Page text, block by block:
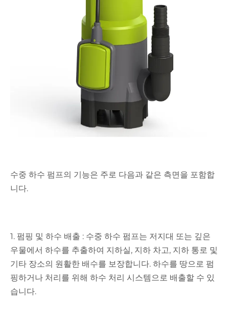
수중 하수 펌프의 기능은 주로 다음과 같은 측면을 포함합
니다.
1. 펌핑 및 하수 배출 : 수중 하수 펌프는 저지대 또는 깊은
우물에서 하수를 추출하여 지하실, 지하 차고, 지하 통로 및
기타 장소의 원활한 배수를 보장합니다. 하수를 땅으로 펌
핑하거나 처리를 위해 하수 처리 시스템으로 배출할 수 있
습니다.